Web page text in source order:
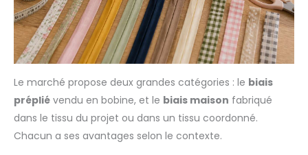
Le marché propose deux grandes catégories : le biais
préplié vendu en bobine, et le biais maison fabriqué
dans le tissu du projet ou dans un tissu coordonné.
Chacun a ses avantages selon le contexte.